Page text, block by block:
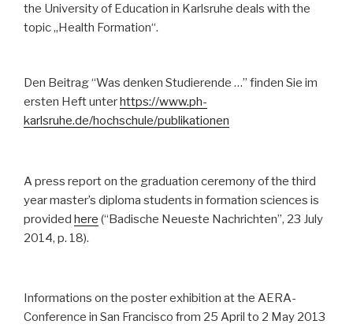
the University of Education in Karlsruhe deals with the
topic „Health Formation“.
Den Beitrag “Was denken Studierende …” finden Sie im
ersten Heft unterhttps://www.ph-
karlsruhe.de/hochschule/publikationen
A press report on the graduation ceremony of the third
year master’s diploma students in formation sciences is
provided here (“Badische Neueste Nachrichten”, 23 July
2014, p. 18).
Informations on the poster exhibition at the AERA-
Conference in San Francisco from 25 April to 2 May 2013